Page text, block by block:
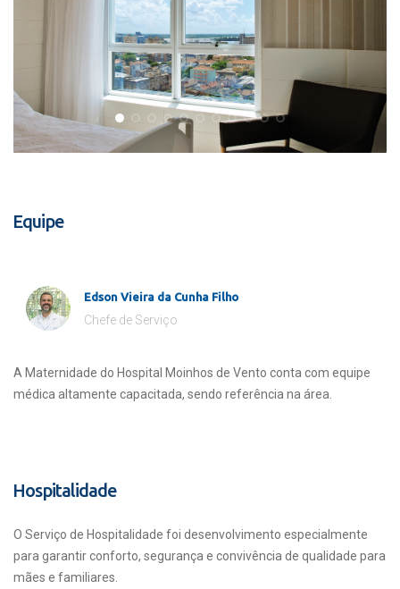
Equipe
Edson Vieira da Cunha Filho
Chefe de Serviço
A Maternidade do Hospital Moinhos de Vento conta com equipe
médica altamente capacitada, sendo referência na área.
Hospitalidade
O Serviço de Hospitalidade foi desenvolvimento especialmente
para garantir conforto, segurança e convivência de qualidade para
mães e familiares.